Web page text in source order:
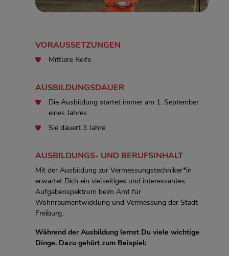
VORAUSSETZUNGEN
Mittlere Reife
AUSBILDUNGSDAUER
Die Ausbildung startet immer am 1. September
eines Jahres
Sie dauert 3 Jahre
AUSBILDUNGS- UND BERUFSINHALT
Mit der Ausbildung zur Vermessungstechniker*in
erwartet Dich ein vielseitiges und interessantes
Aufgabenspektrum beim Amt für
Wohnraumentwicklung und Vermessung der Stadt
Freiburg.
Während der Ausbildung lernst Du viele wichtige
Dinge. Dazu gehört zum Beispiel: